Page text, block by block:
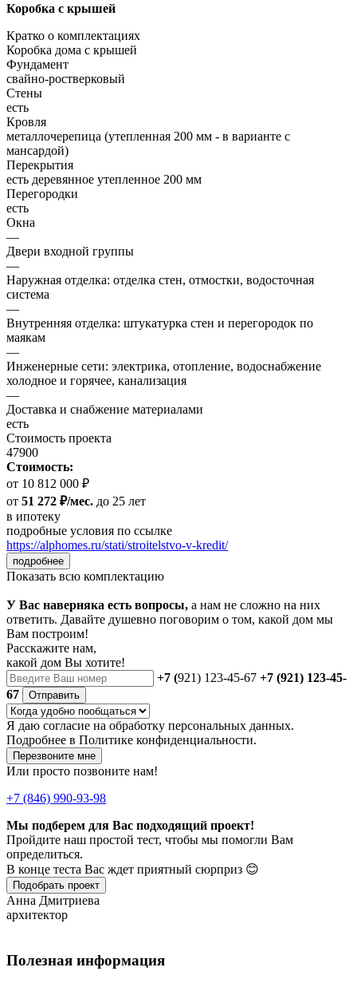
Коробка с крышей
Кратко о комплектациях
Коробка дома с крышей
Фундамент
свайно-ростверковый
Стены
есть
Кровля
металлочерепица (утепленная 200 мм - в варианте с
мансардой)
Перекрытия
есть деревянное утепленное 200 мм
Перегородки
есть
Окна
—
Двери входной группы
—
Наружная отделка: отделка стен, отмостки, водосточная
система
—
Внутренняя отделка: штукатурка стен и перегородок по
маякам
—
Инженерные сети: электрика, отопление, водоснабжение
холодное и горячее, канализация
—
Доставка и снабжение материалами
есть
Стоимость проекта
47900
Стоимость:
от 10 812 000 ₽
от 51 272 ₽/мес. до 25 лет
в ипотеку
подробные условия по ссылке
https://alphomes.ru/stati/stroitelstvo-v-kredit/
подробнее
Показать всю комплектацию
У Вас наверняка есть вопросы, а нам не сложно на них
ответить. Давайте душевно поговорим о том, какой дом мы
Вам построим!
Расскажите нам,
какой дом Вы хотите!
+7 (921) 123-45-67 +7 (921) 123-45-
67
Отправить
Я даю согласие на обработку персональных данных.
Подробнее в Политике конфиденциальности.
Перезвоните мне
Или просто позвоните нам!
+7 (846) 990-93-98
Мы подберем для Вас подходящий проект!
Пройдите наш простой тест, чтобы мы помогли Вам
определиться.
В конце теста Вас ждет приятный сюрприз 😊
Подобрать проект
Анна Дмитриева
архитектор
Полезная информация